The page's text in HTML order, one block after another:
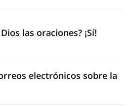
las oraciones? ¡Sí!
electrónicos sobre la